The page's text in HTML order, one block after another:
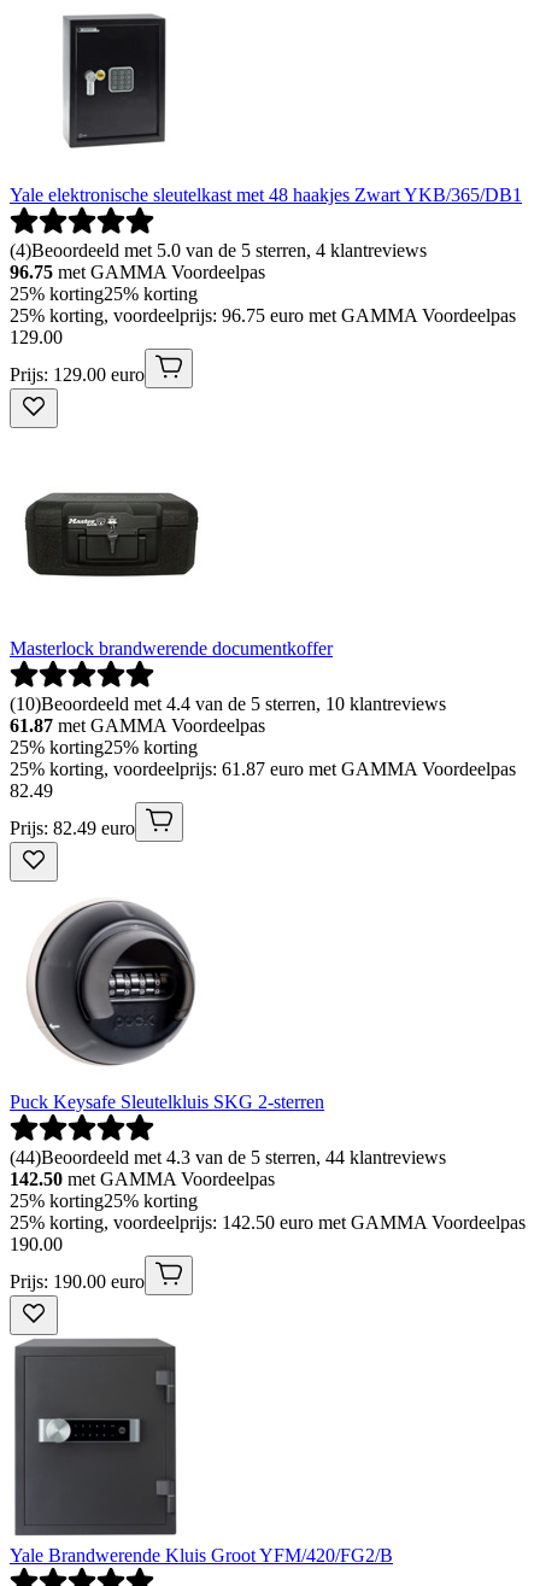
Yale elektronische sleutelkast met 48 haakjes Zwart YKB/365/DB1
(4)Beoordeeld met 5.0 van de 5 sterren, 4 klantreviews
96.75 met GAMMA Voordeelpas
25% korting25% korting
25% korting, voordeelprijs: 96.75 euro met GAMMA Voordeelpas
129.00
Prijs: 129.00 euro
Masterlock brandwerende documentkoffer
(10)Beoordeeld met 4.4 van de 5 sterren, 10 klantreviews
61.87 met GAMMA Voordeelpas
25% korting25% korting
25% korting, voordeelprijs: 61.87 euro met GAMMA Voordeelpas
82.49
Prijs: 82.49 euro
Puck Keysafe Sleutelkluis SKG 2-sterren
(44)Beoordeeld met 4.3 van de 5 sterren, 44 klantreviews
142.50 met GAMMA Voordeelpas
25% korting25% korting
25% korting, voordeelprijs: 142.50 euro met GAMMA Voordeelpas
190.00
Prijs: 190.00 euro
Yale Brandwerende Kluis Groot YFM/420/FG2/B